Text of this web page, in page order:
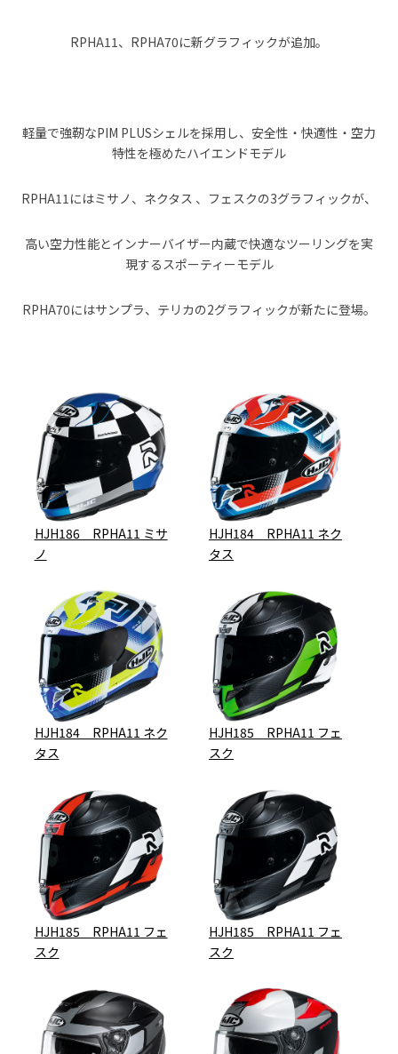
RPHA11、RPHA70に新グラフィックが追加。
軽量で強靭なPIM PLUSシェルを採用し、安全性・快適性・空力
特性を極めたハイエンドモデル
RPHA11にはミサノ、ネクタス 、フェスクの3グラフィックが、
高い空力性能とインナーバイザー内蔵で快適なツーリングを実
現するスポーティーモデル
RPHA70にはサンプラ、テリカの2グラフィックが新たに登場。
HJH186 RPHA11 ミサ
ノ
HJH184 RPHA11 ネク
タス
HJH184 RPHA11 ネク
タス
HJH185 RPHA11 フェ
スク
HJH185 RPHA11 フェ
スク
HJH185 RPHA11 フェ
スク